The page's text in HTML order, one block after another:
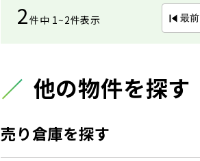
2件中 1~2件表示 最前
他の物件を探す
売り倉庫を探す